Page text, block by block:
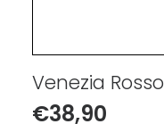
Venezia Rosso
€38,90